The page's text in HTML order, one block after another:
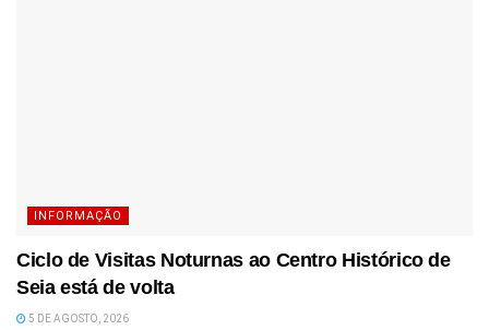
INFORMAÇÃO
Ciclo de Visitas Noturnas ao Centro Histórico de
Seia está de volta
5 DE AGOSTO, 2026